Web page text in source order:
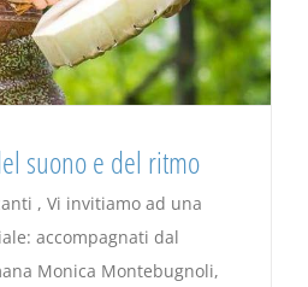
suono e del ritmo
, Vi invitiamo ad una
accompagnati dal
Monica Montebugnoli,